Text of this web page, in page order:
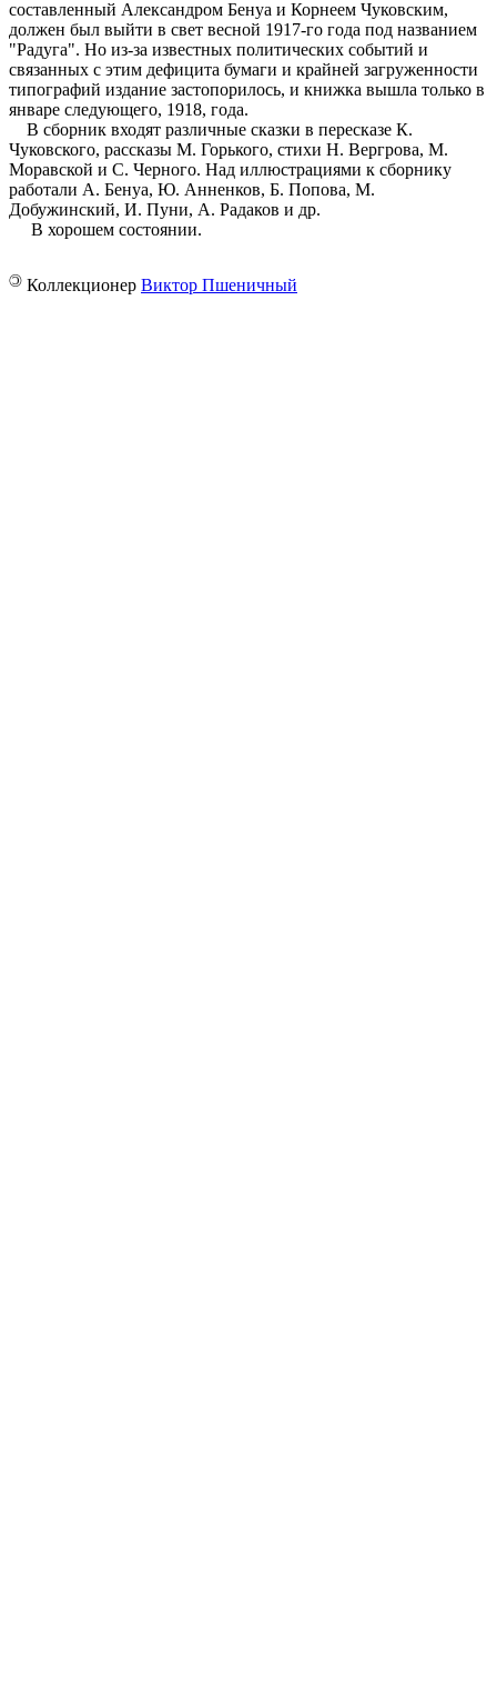
составленный Александром Бенуа и Корнеем Чуковским,
должен был выйти в свет весной 1917-го года под названием
"Радуга". Но из-за известных политических событий и
связанных с этим дефицита бумаги и крайней загруженности
типографий издание застопорилось, и книжка вышла только в
январе следующего, 1918, года.
В сборник входят различные сказки в пересказе К.
Чуковского, рассказы М. Горького, стихи Н. Вергрова, М.
Моравской и С. Черного. Над иллюстрациями к сборнику
работали А. Бенуа, Ю. Анненков, Б. Попова, М.
Добужинский, И. Пуни, А. Радаков и др.
В хорошем состоянии.
© Коллекционер Виктор Пшеничный